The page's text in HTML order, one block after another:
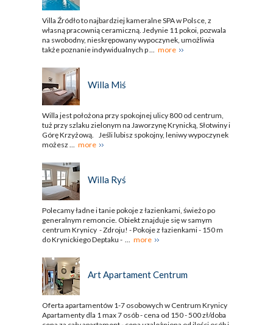
Villa Źródło to najbardziej kameralne SPA w Polsce, z
własną pracownią ceramiczną. Jedynie 11 pokoi, pozwala
na swobodny, nieskrępowany wypoczynek, umożliwia
także poznanie indywidualnych p ...
more
Willa Miś
Willa jest położona przy spokojnej ulicy 800 od centrum,
tuż przy szlaku zielonym na Jaworzynę Krynicką, Słotwiny i
Górę Krzyżową. Jeśli lubisz spokojny, leniwy wypoczynek
możesz ...
more
Willa Ryś
Polecamy ładne i tanie pokoje z łazienkami, świeżo po
generalnym remoncie. Obiekt znajduje się w samym
centrum Krynicy - Zdroju! - Pokoje z łazienkami - 150 m
do Krynickiego Deptaku - ...
more
Art Apartament Centrum
Oferta apartamentów 1-7 osobowych w Centrum Krynicy
Apartamenty dla 1 max 7 osób - cena od 150 - 500 zł/doba